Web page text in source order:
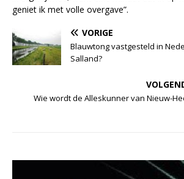
geniet ik met volle overgave”.
VORIGE
Blauwtong vastgesteld in
Salland?
Wie wordt de Alleskunner van Nieuw-